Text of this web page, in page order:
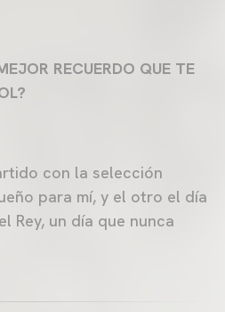
RECUERDO QUE TE
con la selección
para mí, y el otro el día
Rey, un día que nunca